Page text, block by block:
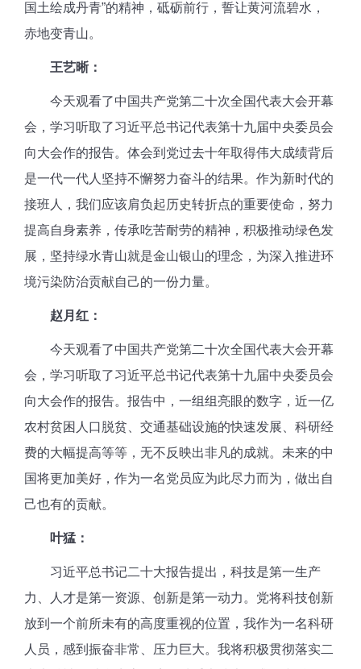
国土绘成丹青”的精神，砥砺前行，誓让黄河流碧水，
赤地变青山。
王艺晰：
今天观看了中国共产党第二十次全国代表大会开幕
会，学习听取了习近平总书记代表第十九届中央委员会
向大会作的报告。体会到党过去十年取得伟大成绩背后
是一代一代人坚持不懈努力奋斗的结果。作为新时代的
接班人，我们应该肩负起历史转折点的重要使命，努力
提高自身素养，传承吃苦耐劳的精神，积极推动绿色发
展，坚持绿水青山就是金山银山的理念，为深入推进环
境污染防治贡献自己的一份力量。
赵月红：
今天观看了中国共产党第二十次全国代表大会开幕
会，学习听取了习近平总书记代表第十九届中央委员会
向大会作的报告。报告中，一组组亮眼的数字，近一亿
农村贫困人口脱贫、交通基础设施的快速发展、科研经
费的大幅提高等等，无不反映出非凡的成就。未来的中
国将更加美好，作为一名党员应为此尽力而为，做出自
己也有的贡献。
叶猛：
习近平总书记二十大报告提出，科技是第一生产
力、人才是第一资源、创新是第一动力。党将科技创新
放到一个前所未有的高度重视的位置，我作为一名科研
人员，感到振奋非常、压力巨大。我将积极贯彻落实二